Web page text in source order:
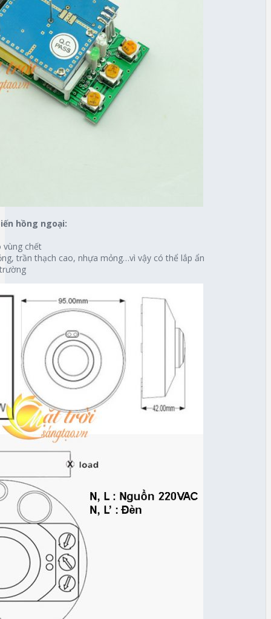
hồng ngoại:
vùng chết
trần thạch cao, nhựa mỏng…vì vậy có thể lắp ẩn